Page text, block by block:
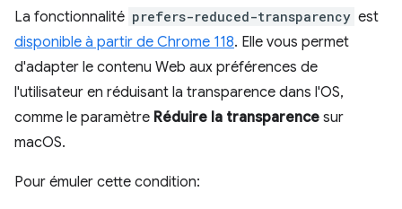
La fonctionnalité prefers-reduced-transparency est
disponible à partir de Chrome 118. Elle vous permet
d'adapter le contenu Web aux préférences de
l'utilisateur en réduisant la transparence dans l'OS,
comme le paramètre Réduire la transparence sur
macOS.
Pour émuler cette condition: